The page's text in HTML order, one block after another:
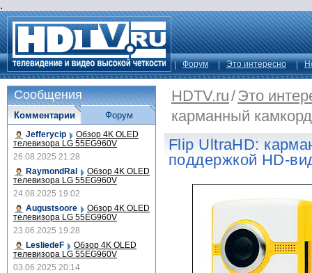
.
Форум Это интересно
HDTV.ru/Это
карманный
Flip UltraHD:
поддержкой HD-
Сообщения
Комментарии
Jefferycip Обзор 4K OLED
телевизора LG 55EG960V
26.08.2025 21:28
RaymondRal
Обзор 4K OLED
телевизора LG 55EG960V
24.08.2025 19:02
Augustsoore
Обзор 4K OLED
телевизора LG 55EG960V
23.06.2025 19:28
LesliedeF
Обзор 4K OLED
телевизора LG 55EG960V
03.06.2025 20:14
Форум